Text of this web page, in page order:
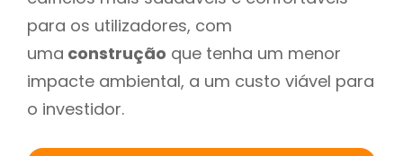
para os utilizadores, com
uma construção que tenha um menor
impacte ambiental, a um custo viável para
o investidor.